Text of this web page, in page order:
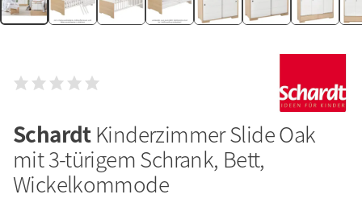
SchardtKinderzimmer Slide Oak
mit 3-türigem Schrank, Bett,
Wickelkommode